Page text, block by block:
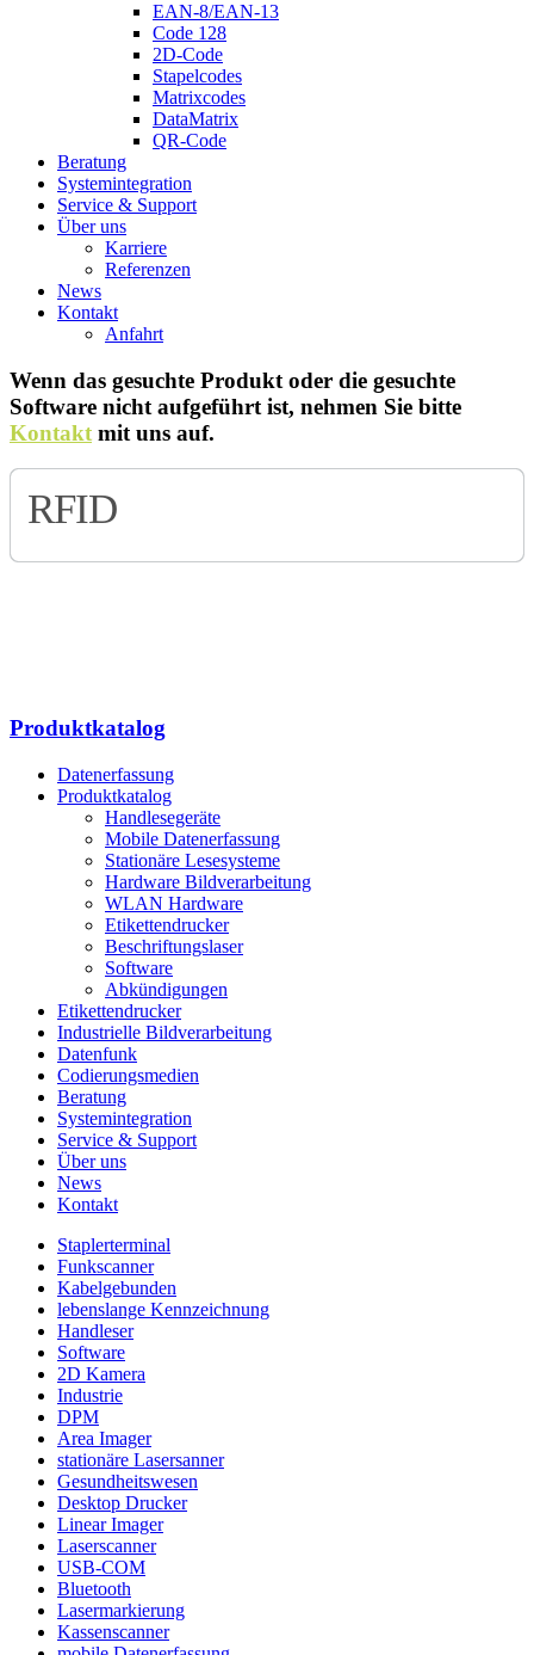
EAN-8/EAN-13
Code 128
2D-Code
Stapelcodes
Matrixcodes
DataMatrix
QR-Code
Beratung
System­integration
Service & Support
Über uns
Karriere
Referenzen
News
Kontakt
Anfahrt
Wenn das gesuchte Produkt oder die gesuchte
Software nicht aufgeführt ist, nehmen Sie bitte
Kontakt mit uns auf.
RFID
Produktkatalog
Datenerfassung
Produktkatalog
Handlesegeräte
Mobile Datenerfassung
Stationäre Lesesysteme
Hardware Bildverarbeitung
WLAN Hardware
Etikettendrucker
Beschriftungslaser
Software
Abkündigungen
Etikettendrucker
Industrielle Bildverarbeitung
Datenfunk
Codierungs­medien
Beratung
System­integration
Service & Support
Über uns
News
Kontakt
Staplerterminal
Funkscanner
Kabelgebunden
lebenslange Kennzeichnung
Handleser
Software
2D Kamera
Industrie
DPM
Area Imager
stationäre Lasersanner
Gesundheitswesen
Desktop Drucker
Linear Imager
Laserscanner
USB-COM
Bluetooth
Lasermarkierung
Kassenscanner